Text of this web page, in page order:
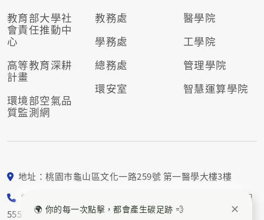
🌍 你的每一次點擊，都會產生碳足跡 💨 ✕
教育部大學社
會責任推動中
心
高等教育深耕
計畫
環境部空氣品
質監測網
教務處
學務處
總務處
環安室
醫學院
工學院
管理學院
智慧運算學院
地址：桃園市龜山區文化一路259號 第一醫學大樓3樓
電話： 03-211-8800 校園永續組5552、5553；社會責任組
5554、5557